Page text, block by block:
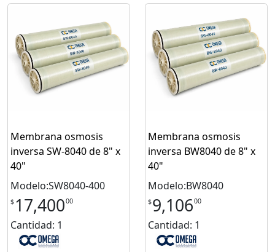
Membrana osmosis
inversa SW-8040 de 8" x
40"
Modelo:SW8040-400
$ 17,40000
Cantidad: 1
Membrana osmosis
inversa BW8040 de 8" x
40"
Modelo:BW8040
$9,10600
Cantidad: 1